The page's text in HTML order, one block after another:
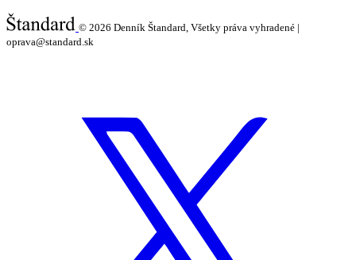
© 2026 Denník Štandard, Všetky práva vyhradené |
oprava@standard.sk